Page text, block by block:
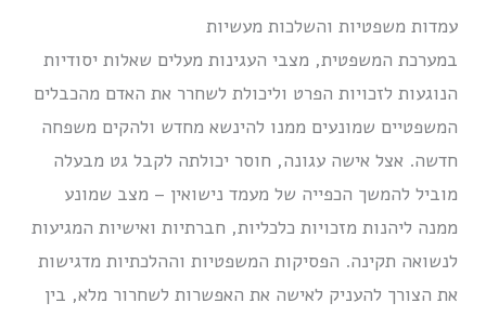
עמדות משפטיות והשלכות מעשיות
במערכת המשפטית, מצבי העגינות מעלים שאלות יסודיות
הנוגעות לזכויות הפרט וליכולת לשחרר את האדם מהכבלים
המשפטיים שמונעים ממנו להינשא מחדש ולהקים משפחה
חדשה. אצל אישה עגונה, חוסר יכולתה לקבל גט מבעלה
מוביל להמשך הכפייה של מעמד נישואין – מצב שמונע
ממנה ליהנות מזכויות כלכליות, חברתיות ואישיות המגיעות
לנשואה תקינה. הפסיקות המשפטיות וההלכתיות מדגישות
את הצורך להעניק לאישה את האפשרות לשחרור מלא, בין